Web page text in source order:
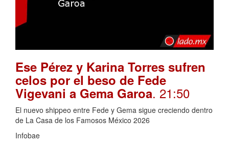
Ese Pérez y Karina Torres sufren
celos por el beso de Fede
Vigevani a Gema Garoa. 21:50
El nuevo shippeo entre Fede y Gema sigue creciendo dentro
de La Casa de los Famosos México 2026
Infobae